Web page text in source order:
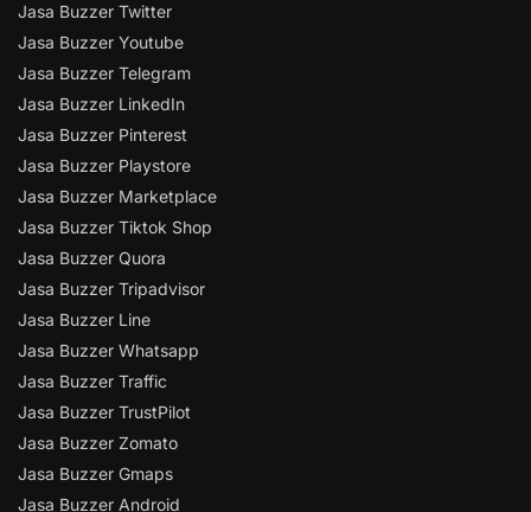
Jasa Buzzer Twitter
Jasa Buzzer Youtube
Jasa Buzzer Telegram
Jasa Buzzer LinkedIn
Jasa Buzzer Pinterest
Jasa Buzzer Playstore
Jasa Buzzer Marketplace
Jasa Buzzer Tiktok Shop
Jasa Buzzer Quora
Jasa Buzzer Tripadvisor
Jasa Buzzer Line
Jasa Buzzer Whatsapp
Jasa Buzzer Traffic
Jasa Buzzer TrustPilot
Jasa Buzzer Zomato
Jasa Buzzer Gmaps
Jasa Buzzer Android